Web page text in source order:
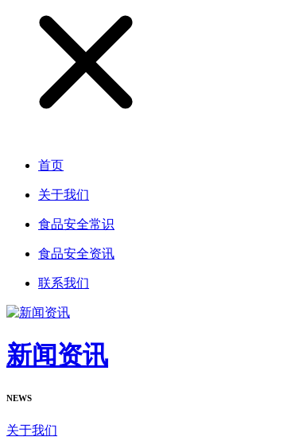
首页
关于我们
食品安全常识
食品安全资讯
联系我们
新闻资讯
NEWS
关于我们